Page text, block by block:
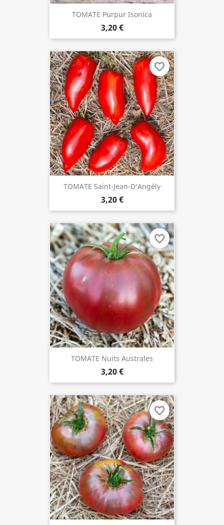
TOMATE Purpur Isonica
3,20 €
TOMATE Saint-Jean-D’Angély
3,20 €
favorite_border
TOMATE Nuits Australes
3,20 €
favorite_border
favorite_border